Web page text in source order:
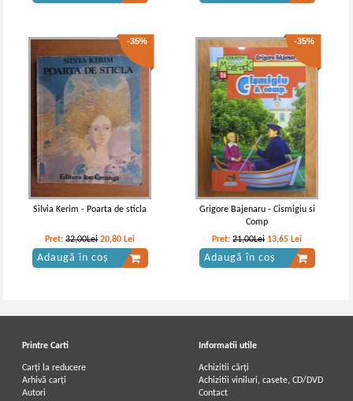
-35%
Silvia Kerim - Poarta de sticla
Pret:32,00Lei 20,80 Lei
Adaugă în coș
-35%
Grigore Bajenaru - Cismigiu si
Comp
Pret:21,00Lei 13,65 Lei
Adaugă în coș
Printre Carti
Carți la reducere
Arhivă carți
Autori
Informatii utile
Achizitii cărți
Achizitii viniluri, casete, CD/DVD
Contact